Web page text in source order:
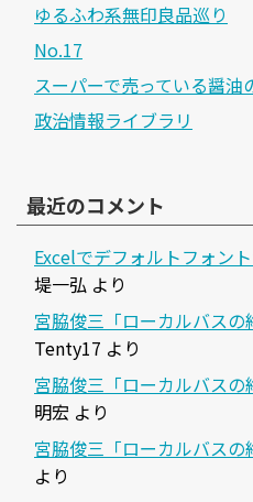
ゆるふわ系無印良品巡り
No.17
スーパーで売っている醤油
政治情報ライブラリ
最近のコメント
Excelでデフォルトフォン
堤一弘 より
宮脇俊三「ローカルバス
Tenty17 より
宮脇俊三「ローカルバス
明宏 より
宮脇俊三「ローカルバスの
より